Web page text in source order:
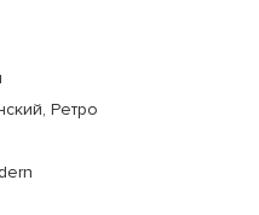
Ретро